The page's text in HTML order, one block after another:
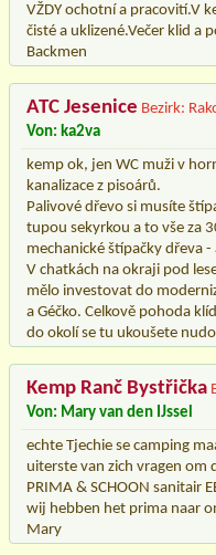
VŽDY ochotní a pracovití.V
čisté a uklizené.Večer klid a
Backmen
ATC Jesenice Bezirk:
Von: ka2va
kemp ok, jen WC muži v
kanalizace z pisoárů.
Palivové dřevo si musíte
tupou sekyrkou a to vše za
mechanické štípačky dřeva
V chatkách na okraji pod
mělo investovat do
a Géčko. Celkově pohoda
do okolí se tu ukoušete
Kemp Ranč Bystřička
Von: Mary van den IJssel
echte Tjechie se camping
uiterste van zich vragen om
PRIMA & SCHOON sanitair
wij hebben het prima naar
Mary